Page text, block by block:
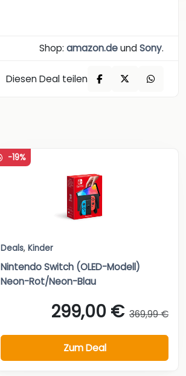
Shop: amazon.deundSony.
Diesen Deal teilen
-19%
Deals, Kinder
Nintendo Switch (OLED-Modell)
Neon-Rot/Neon-Blau
299,00 € 369,99 €
Zum Deal